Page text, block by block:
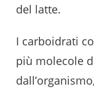
del latte.
I carboidrati
più molecole